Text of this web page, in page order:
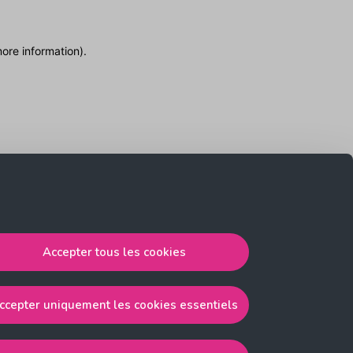
Accepter tous les cookies
uniquement les cookies essentiels
information).